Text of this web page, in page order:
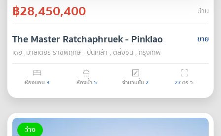
฿28,450,400 บ้าน
ขาย
The Master Ratchaphruek - Pinklao
เดอะ มาสเตอร์ ราชพฤกษ์ - ปิ่นเกล้า , ตลิ่งชัน , กรุงเทพ
ห้องนอน 3 ห้องน้ำ5 จำนวนชั้น 2 27ตร.ว.
ว่าง